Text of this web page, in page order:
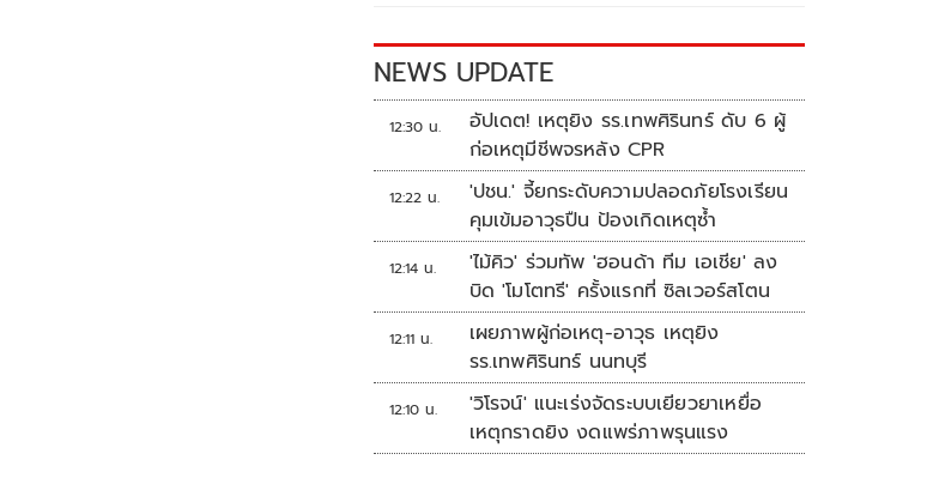
NEWS UPDATE
12:30 น.
อัปเดต! เหตุยิง รร.เทพศิรินทร์ ดับ 6 ผู้
ก่อเหตุมีชีพจรหลัง CPR
12:22 น.
'ปชน.' จี้ยกระดับความปลอดภัยโรงเรียน
คุมเข้มอาวุธปืน ป้องเกิดเหตุซ้ำ
12:14 น.
'ไม้คิว' ร่วมทัพ 'ฮอนด้า ทีม เอเชีย' ลง
บิด 'โมโตทรี' ครั้งแรกที่ ซิลเวอร์สโตน
12:11 น.
เผยภาพผู้ก่อเหตุ-อาวุธ เหตุยิง
รร.เทพศิรินทร์ นนทบุรี
12:10 น.
'วิโรจน์' แนะเร่งจัดระบบเยียวยาเหยื่อ
เหตุกราดยิง งดแพร่ภาพรุนแรง